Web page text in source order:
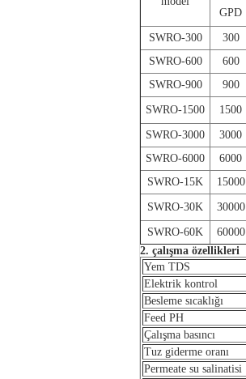
GPD
SWRO-300 300
SWRO-600
600
SWRO-900
900
SWRO-1500 1500
SWRO-3000 3000
SWRO-6000
6000
SWRO-15K
15000
SWRO-30K 30000
SWRO-60K 60000
2. çalışma özellikleri
Yem TDS
Elektrik kontrol
Besleme sıcaklığı
Feed PH
Çalışma basıncı
Tuz giderme oranı
Permeate su salinatisi